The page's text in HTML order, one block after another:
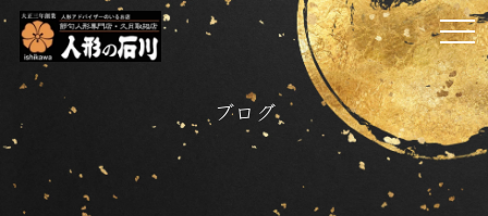
Skip
content
ブログ